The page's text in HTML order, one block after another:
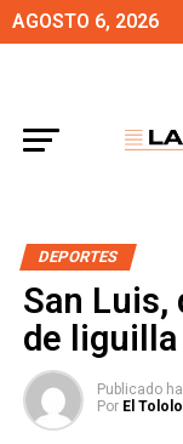
AGOSTO 6, 2026
DEPORTES
San Luis,
de liguilla
Publicado
Por El